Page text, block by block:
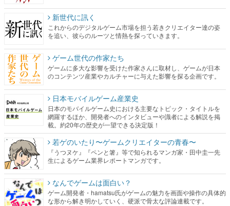
新世代に訊く
これからのデジタルゲーム市場を担う若きクリエイター達の姿
を追い、彼らのルーツと情熱を探っていきます。
ゲーム世代の作家たち
ゲームに多大な影響を受けた作家さんに取材し、ゲームが日本
のコンテンツ産業やカルチャーに与えた影響を探る企画です。
日本モバイルゲーム産業史
日本のモバイルゲーム史における主要なトピック・タイトルを
網羅するほか、開発者へのインタビューや識者による解説を掲
載。約20年の歴史が一望できる決定版！
若ゲのいたり〜ゲームクリエイターの青春〜
『うつヌケ』『ペンと箸』等で知られるマンガ家・田中圭一先
生によるゲーム業界レポートマンガです。
なんでゲームは面白い？
ゲーム開発者・hamatsu氏がゲームの魅力を画面や操作の具体的
な形から解き明かしていく、硬派で骨太な評論連載です。